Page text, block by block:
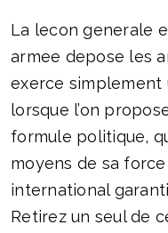
La lecon generale
armee depose les
exerce simplement
lorsque l’on
formule politique,
moyens de sa
international
Retirez un seul de